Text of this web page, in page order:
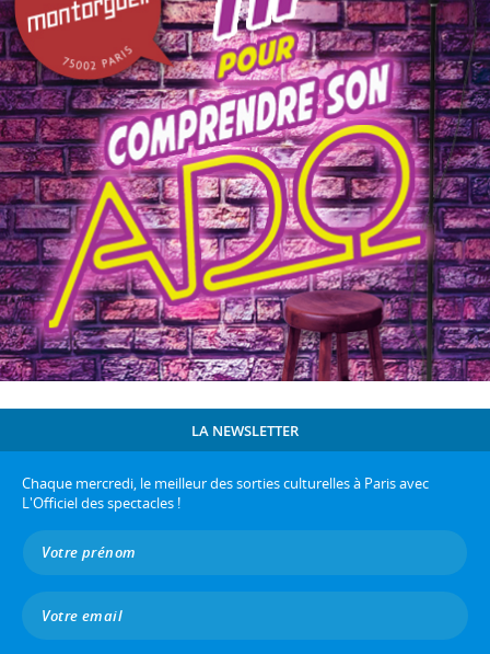
LA NEWSLETTER
Chaque mercredi, le meilleur des sorties culturelles à Paris avec
L'Officiel des spectacles !